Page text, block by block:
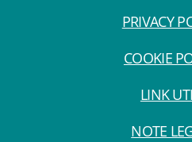
PRIVACY
COOKIE
LINK
NOTE